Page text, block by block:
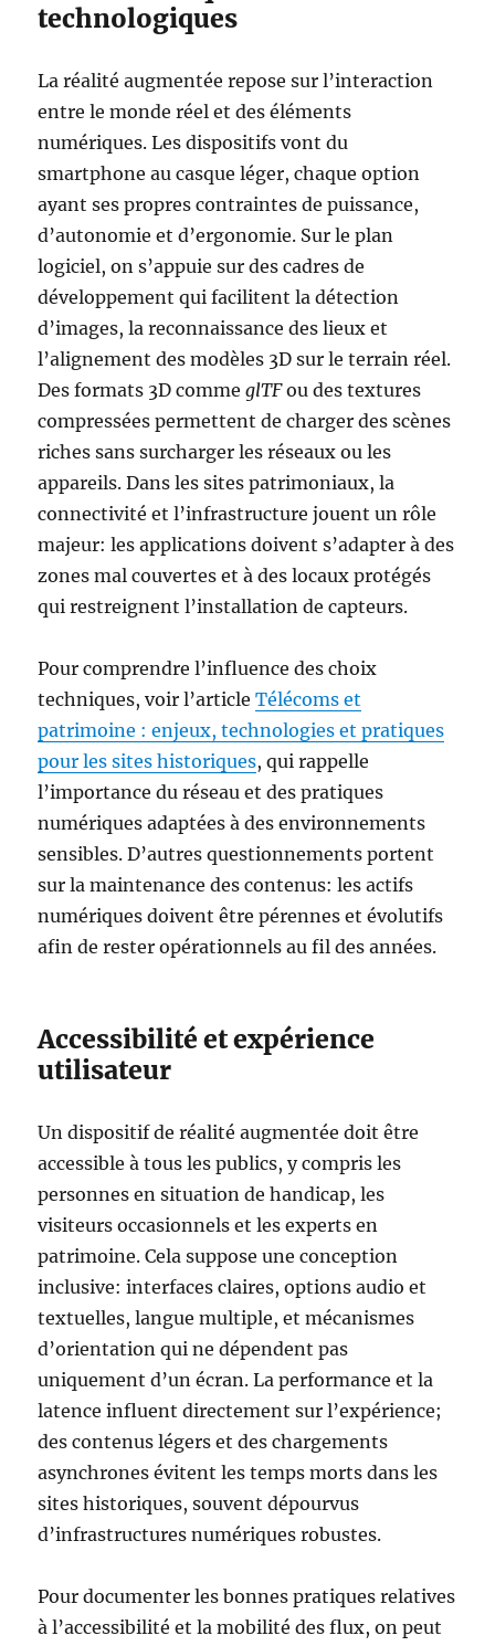
technologiques
La réalité augmentée repose sur l’interaction
entre le monde réel et des éléments
numériques. Les dispositifs vont du
smartphone au casque léger, chaque option
ayant ses propres contraintes de puissance,
d’autonomie et d’ergonomie. Sur le plan
logiciel, on s’appuie sur des cadres de
développement qui facilitent la détection
d’images, la reconnaissance des lieux et
l’alignement des modèles 3D sur le terrain réel.
Des formats 3D commeglTFou des textures
compressées permettent de charger des scènes
riches sans surcharger les réseaux ou les
appareils. Dans les sites patrimoniaux, la
connectivité et l’infrastructure jouent un rôle
majeur: les applications doivent s’adapter à des
zones mal couvertes et à des locaux protégés
qui restreignent l’installation de capteurs.
Pour comprendre l’influence des choix
techniques, voir l’articleTélécoms et
patrimoine : enjeux, technologies et pratiques
pour les sites historiques, qui rappelle
l’importance du réseau et des pratiques
numériques adaptées à des environnements
sensibles. D’autres questionnements portent
sur la maintenance des contenus: les actifs
numériques doivent être pérennes et évolutifs
afin de rester opérationnels au fil des années.
Accessibilité et expérience
utilisateur
Un dispositif de réalité augmentée doit être
accessible à tous les publics, y compris les
personnes en situation de handicap, les
visiteurs occasionnels et les experts en
patrimoine. Cela suppose une conception
inclusive: interfaces claires, options audio et
textuelles, langue multiple, et mécanismes
d’orientation qui ne dépendent pas
uniquement d’un écran. La performance et la
latence influent directement sur l’expérience;
des contenus légers et des chargements
asynchrones évitent les temps morts dans les
sites historiques, souvent dépourvus
d’infrastructures numériques robustes.
Pour documenter les bonnes pratiques relatives
à l’accessibilité et la mobilité des flux, on peut